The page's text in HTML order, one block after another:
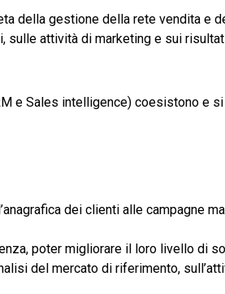
della gestione della rete vendita e
attività di marketing e sui
e Sales intelligence) coesistono e
dei clienti alle campagne
poter migliorare il loro livello di
del mercato di riferimento,